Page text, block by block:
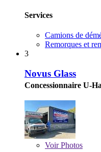
Services
Camions de
Remorques et
3
Novus Glass
Concessionnaire U-
VoirPhotos